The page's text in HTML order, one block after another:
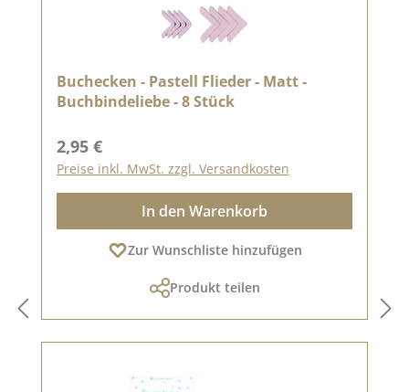
Buchecken - Pastell Flieder - Matt -
Buchbindeliebe - 8 Stück
Regulärer Preis:
2,95 €
Preise inkl. MwSt. zzgl. Versandkosten
In den Warenkorb
Zur Wunschliste hinzufügen
Produkt teilen